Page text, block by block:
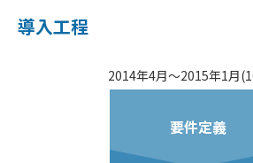
導入工程
2014年4月～2015年1月
要件定義